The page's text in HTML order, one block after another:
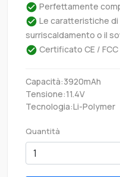
Perfettamente
Le caratteristiche
surriscaldamento o il
Certificato CE /
Capacità:3920mAh
Tensione:11.4V
Tecnologia:Li-Polymer
Quantità